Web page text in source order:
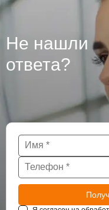
гидроизоляцию
как при проведении
различные
сооружения такие
нуждаются в
состоянием
Не нашли
ответа?